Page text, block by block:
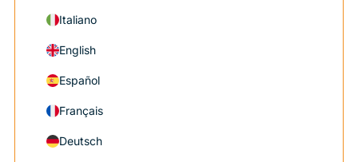
Italiano
English
Español
Français
Deutsch